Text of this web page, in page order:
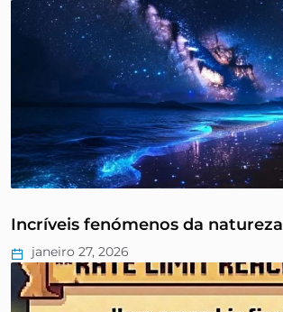
Incríveis fenómenos da natureza
janeiro 27, 2026